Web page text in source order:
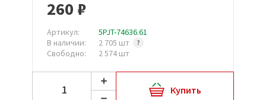
260 ₽
Артикул:
5PJT-74636.61
В наличии:
2 705 шт
Свободно:
2 574 шт
Купить